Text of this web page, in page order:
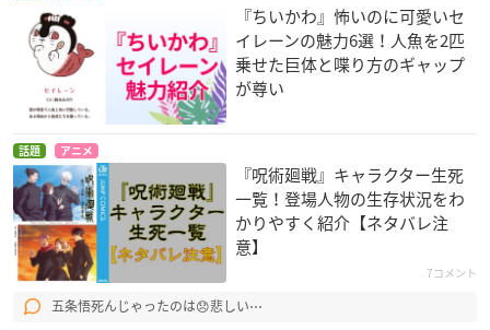
『ちいかわ』怖いのに可愛いセ
イレーンの魅力6選！人魚を2匹
乗せた巨体と喋り方のギャップ
が尊い
話題 アニメ
『呪術廻戦』キャラクター生死
一覧！登場人物の生存状況をわ
かりやすく紹介【ネタバレ注
意】
7コメント
五条悟死んじゃったのは😞悲しい⋯